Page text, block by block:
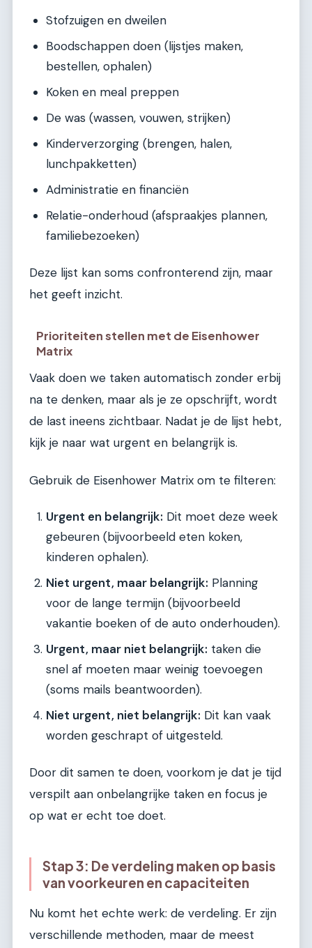
Stofzuigen en dweilen
Boodschappen doen (lijstjes maken,
bestellen, ophalen)
Koken en meal preppen
De was (wassen, vouwen, strijken)
Kinderverzorging (brengen, halen,
lunchpakketten)
Administratie en financiën
Relatie-onderhoud (afspraakjes plannen,
familiebezoeken)
Deze lijst kan soms confronterend zijn, maar
het geeft inzicht.
Prioriteiten stellen met de Eisenhower
Matrix
Vaak doen we taken automatisch zonder erbij
na te denken, maar als je ze opschrijft, wordt
de last ineens zichtbaar. Nadat je de lijst hebt,
kijk je naar wat urgent en belangrijk is.
Gebruik de Eisenhower Matrix om te filteren:
Urgent en belangrijk: Dit moet deze week
gebeuren (bijvoorbeeld eten koken,
kinderen ophalen).
Niet urgent, maar belangrijk: Planning
voor de lange termijn (bijvoorbeeld
vakantie boeken of de auto onderhouden).
Urgent, maar niet belangrijk: taken die
snel af moeten maar weinig toevoegen
(soms mails beantwoorden).
Niet urgent, niet belangrijk: Dit kan vaak
worden geschrapt of uitgesteld.
Door dit samen te doen, voorkom je dat je tijd
verspilt aan onbelangrijke taken en focus je
op wat er echt toe doet.
Stap 3: De verdeling maken op basis
van voorkeuren en capaciteiten
Nu komt het echte werk: de verdeling. Er zijn
verschillende methoden, maar de meest